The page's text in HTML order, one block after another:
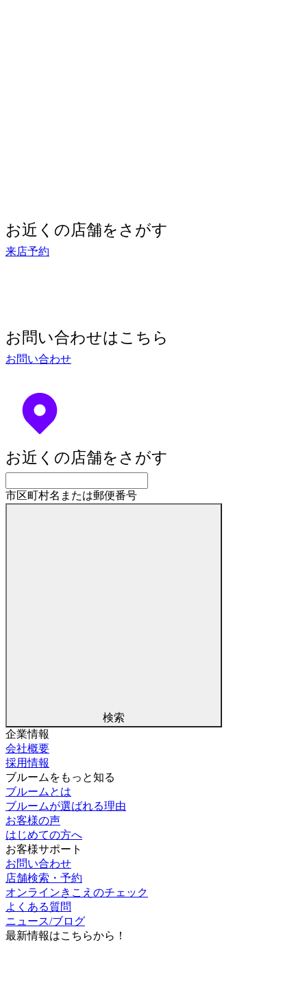
お近くの店舗をさがす
来店予約
お問い合わせはこちら
お問い合わせ
お近くの店舗をさがす
市区町村名または郵便番号
検索
企業情報
会社概要
採用情報
ブルームをもっと知る
ブルームとは
ブルームが選ばれる理由
お客様の声
はじめての方へ
お客様サポート
お問い合わせ
店舗検索・予約
オンラインきこえのチェック
よくある質問
ニュース/ブログ
最新情報はこちらから！